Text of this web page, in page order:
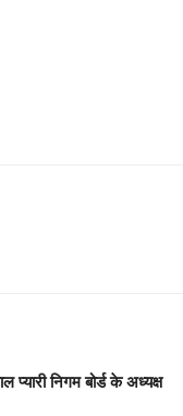
प्यारी निगम बोर्ड के अध्यक्ष